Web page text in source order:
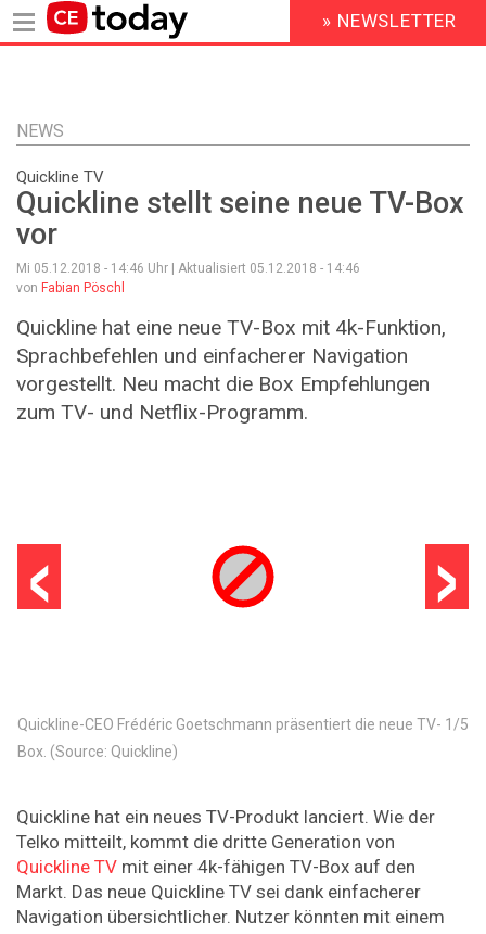
Inhalt
HEADER
MENU
» NEWSLETTER
NEWS
Quickline TV
Quickline stellt seine neue TV-Box
vor
Mi 05.12.2018 - 14:46 Uhr | Aktualisiert 05.12.2018 - 14:46
von Fabian Pöschl
Quickline hat eine neue TV-Box mit 4k-Funktion,
Sprachbefehlen und einfacherer Navigation
vorgestellt. Neu macht die Box Empfehlungen
zum TV- und Netflix-Programm.
‹ ›
1 /5
Quickline-CEO Frédéric Goetschmann präsentiert die neue TV-
Box. (Source: Quickline)
Quickline hat ein neues TV-Produkt lanciert. Wie der
Telko mitteilt, kommt die dritte Generation von
Quickline TV mit einer 4k-fähigen TV-Box auf den
Markt. Das neue Quickline TV sei dank einfacherer
Navigation übersichtlicher. Nutzer könnten mit einem